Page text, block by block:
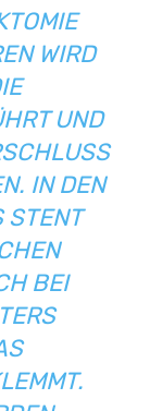
WIRD
UND
IN DEN
STENT
BEI